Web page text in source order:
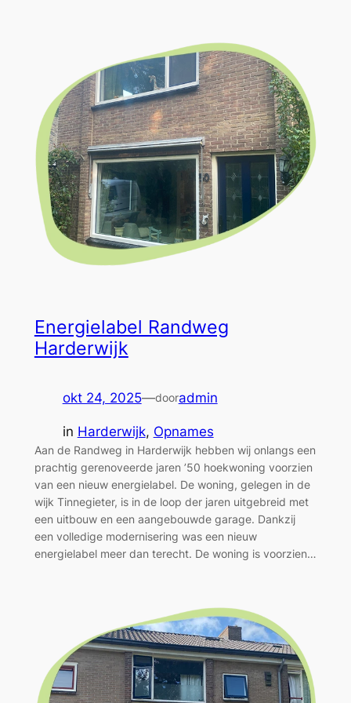
Energielabel Randweg
Harderwijk
okt 24, 2025—dooradmin
in Harderwijk, Opnames
Aan de Randweg in Harderwijk hebben wij onlangs een
prachtig gerenoveerde jaren ’50 hoekwoning voorzien
van een nieuw energielabel. De woning, gelegen in de
wijk Tinnegieter, is in de loop der jaren uitgebreid met
een uitbouw en een aangebouwde garage. Dankzij
een volledige modernisering was een nieuw
energielabel meer dan terecht. De woning is voorzien…